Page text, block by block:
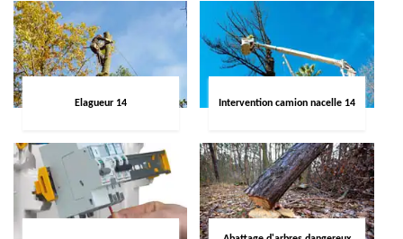
Elagueur 14 Intervention camion nacelle 14